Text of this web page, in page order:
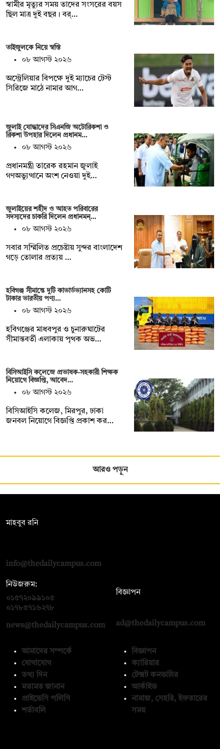
স্বামীর মৃত্যুর সময় তাদের সংসরের বয়স
ছিল মাত্র দুই বছর। বর্…
তাইজুলকে নিয়ে স্বস্তি
০৮ আগস্ট ২০২৬
অস্ট্রেলিয়ার বিপক্ষে দুই ম্যাচের টেস্ট
সিরিজে মাঠে নামার আগ…
জুলাই যোদ্ধাদের সিএনজি অটোরিকশা ও
রিকশা উপহার দিলেন প্রধানম…
০৮ আগস্ট ২০২৬
প্রধানমন্ত্রী তারেক রহমান জুলাই
গণঅভ্যুত্থানে অংশ নেওয়া দুই…
জুলাইয়ের শহীদ ও আহত পরিবারের
সদস্যদের চাকরি দিলেন প্রধানমন্…
০৮ আগস্ট ২০২৬
সবার সম্মিলিত প্রচেষ্টায় সুন্দর বাংলাদেশ
গড়ে তোলার প্রত্যয় …
হবিগঞ্জ সীমান্তে দুটি কাভার্ডভ্যানসহ কোটি
টাকার ভারতীয় পণ্য…
০৮ আগস্ট ২০২৬
হবিগঞ্জের মাধবপুর ও চুনারুঘাটের
সীমান্তবর্তী এলাকায় পৃথক অভ…
বিসিআইসি কলেজে প্রভাষক-সহকারী শিক্ষক
নিয়োগে বিজ্ঞপ্তি, আবেদ…
০৮ আগস্ট ২০২৬
বিসিআইসি কলেজ, মিরপুর, ঢাকা
জনবল নিয়োগে বিজ্ঞপ্তি প্রকাশ কর…
আরও পড়ুন
মাহবুব রনি
info@thedailycampus.com
নিউজরুম:
০১৫৭২০৯৯১০৫
০১৭৮৫৭১৬২৭৮
news@thedailycampus.com
বিজ্ঞাপন
ad@thedailycampus.com
আমাদের সম্পর্কে
যোগাযোগ
তথ্য দিন
মতামত জানান
প্রাইভেসি পলিসি
শর্তাবলি
বিজ্ঞাপন
ক্যারিয়ার
টেক্সট কনভার্টার
আর্কাইভ
নামাজ, সেহরি, ইফতারের
সময়